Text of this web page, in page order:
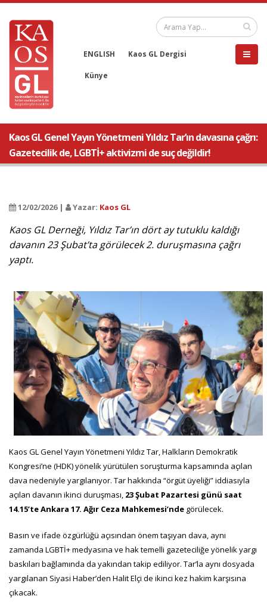
ENGLISH Kaos GL Dergisi
Künye
Kaos GL Genel Yayın Yönetmeni Yıldız Tar’ın davasına çağrı:
Gazetecilik de, LGBTİ+ aktivizmi de suç değildir!
12/02/2026 | Yazar: Kaos GL
Kaos GL Derneği, Yıldız Tar’ın dört ay tutuklu kaldığı
davanın 23 Şubat’ta görülecek 2. duruşmasına çağrı
yaptı.
Kaos GL Genel Yayın Yönetmeni Yıldız Tar, Halkların Demokratik
Kongresi’ne (HDK) yönelik yürütülen soruşturma kapsamında açılan
dava nedeniyle yargılanıyor. Tar hakkında “örgüt üyeliği” iddiasıyla
açılan davanın ikinci duruşması, 23 Şubat Pazartesi günü saat
14.15’te Ankara 17. Ağır Ceza Mahkemesi’nde görülecek.
Basın ve ifade özgürlüğü açısından önem taşıyan dava, aynı
zamanda LGBTİ+ medyasına ve hak temelli gazeteciliğe yönelik yargı
baskıları bağlamında da yakından takip ediliyor. Tar’la aynı dosyada
yargılanan Siyasi Haber’den Halit Elçi de ikinci kez hakim karşısına
çıkacak.